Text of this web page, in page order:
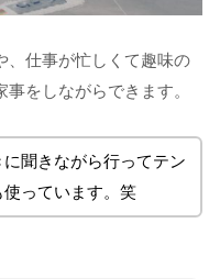
仕事が忙しくて趣味の
をしながらできます。
聞きながら行ってテン
っています。笑